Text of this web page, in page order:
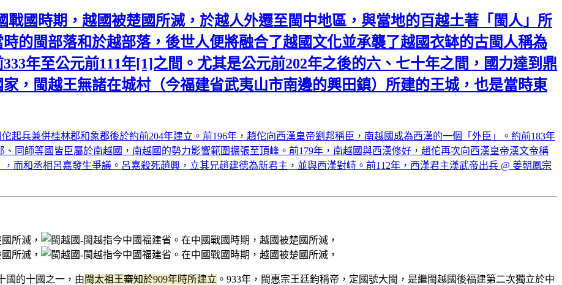
戰國時期，越國被楚國所滅，於越人外遷至閩中地區，與當地的百越土著「閩人」所
的閩部落和於越部落，後世人便將融合了越國文化並承襲了越國衣缽的古閩人稱為
年至公元前111年[1]之間。尤其是公元前202年之後的六、七十年之間，國力達到鼎
，閩越王無諸在城村（今福建省武夷山市南邊的興田鎮）所建的王城，也是當時東
起兵兼併桂林郡和象郡後於約前204年建立。前196年，趙佗向西漢皇帝劉邦稱臣，南越國成為西漢的一個「外臣」。約前183年
同師等國皆臣屬於南越國，南越國的勢力影響範圍擴張至頂峰。前179年，南越國與西漢修好，趙佗再次向西漢皇帝漢文帝稱
而和丞相呂嘉發生爭議。呂嘉殺死趙興，立其兄趙建德為新君主，並與西漢對峙。前112年，西漢君主漢武帝出兵 @ 姜朝鳳宗
國的十國之一，由閩太祖王審知於909年時所建立 。933年，閩惠宗王廷鈞稱帝，定國號大閩，是繼閩越國後福建第二次獨立於中